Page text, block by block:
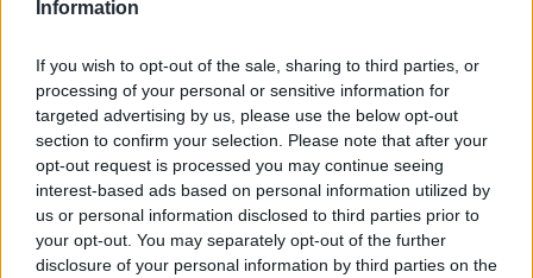
Information
If you wish to opt-out of the sale, sharing to third parties, or
processing of your personal or sensitive information for
targeted advertising by us, please use the below opt-out
section to confirm your selection. Please note that after your
opt-out request is processed you may continue seeing
interest-based ads based on personal information utilized by
us or personal information disclosed to third parties prior to
your opt-out. You may separately opt-out of the further
disclosure of your personal information by third parties on the
''Mamma piespieda mani apprecēties 16 gadu
vecumā. Nesaprotu, kā to var nodarīt savam
bērnam''